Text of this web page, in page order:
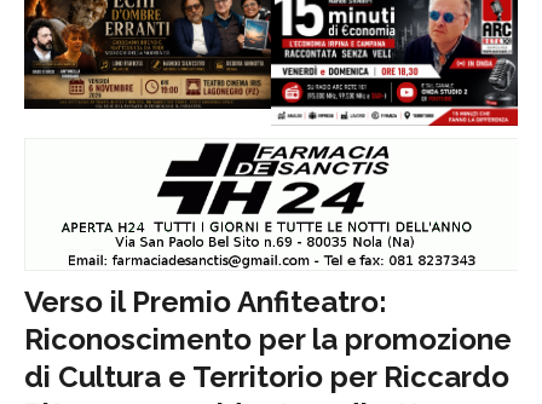
Verso il Premio Anfiteatro:
Riconoscimento per la promozione
di Cultura e Territorio per Riccardo